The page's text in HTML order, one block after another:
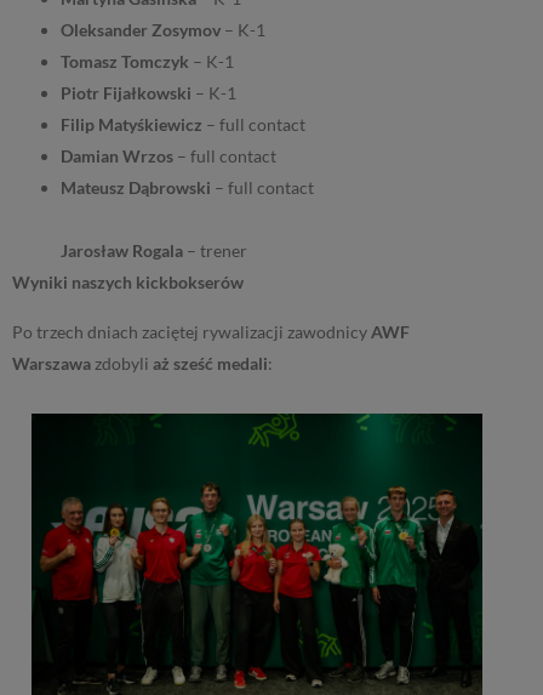
Oleksander Zosymov – K-1
Tomasz Tomczyk – K-1
Piotr Fijałkowski – K-1
Filip Matyśkiewicz – full contact
Damian Wrzos – full contact
Mateusz Dąbrowski – full contact
Jarosław Rogala – trener
Wyniki naszych kickbokserów
Po trzech dniach zaciętej rywalizacji zawodnicyAWF
Warszawa zdobyli aż sześć medali: